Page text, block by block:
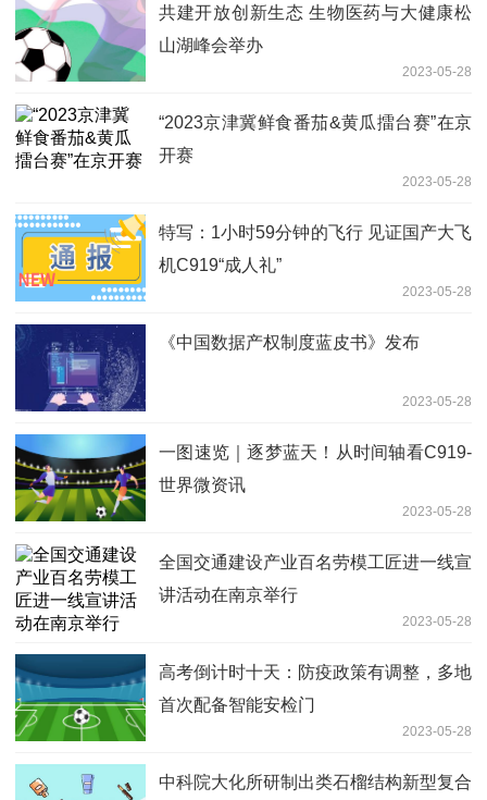
共建开放创新生态 生物医药与大健康松
山湖峰会举办
2023-05-28
“2023京津冀鲜食番茄&黄瓜擂台赛”在京
开赛
2023-05-28
特写：1小时59分钟的飞行 见证国产大飞
机C919“成人礼”
2023-05-28
《中国数据产权制度蓝皮书》发布
2023-05-28
一图速览｜逐梦蓝天！从时间轴看C919-
世界微资讯
2023-05-28
全国交通建设产业百名劳模工匠进一线宣
讲活动在南京举行
2023-05-28
高考倒计时十天：防疫政策有调整，多地
首次配备智能安检门
2023-05-28
中科院大化所研制出类石榴结构新型复合